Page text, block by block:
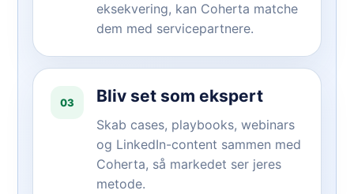
eksekvering, kan Coherta matche
dem med servicepartnere.
03 Bliv set som ekspert
Skab cases, playbooks, webinars
og LinkedIn-content sammen med
Coherta, så markedet ser jeres
metode.